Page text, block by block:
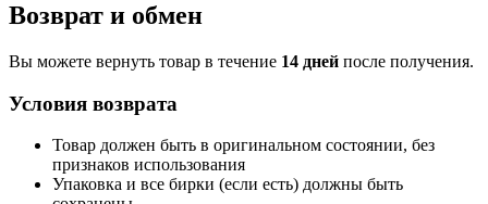
Возврат и обмен
Вы можете вернуть товар в течение 14 дней после получения.
Условия возврата
Товар должен быть в оригинальном состоянии, без
признаков использования
Упаковка и все бирки (если есть) должны быть